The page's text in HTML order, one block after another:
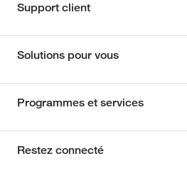
Support client
Solutions pour vous
Programmes et services
Restez connecté